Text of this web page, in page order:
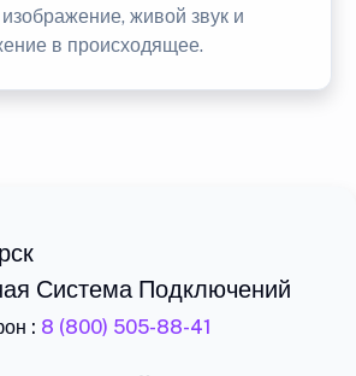
живой звук и
в происходящее.
Система Подключений
: 8 (800) 505-88-41